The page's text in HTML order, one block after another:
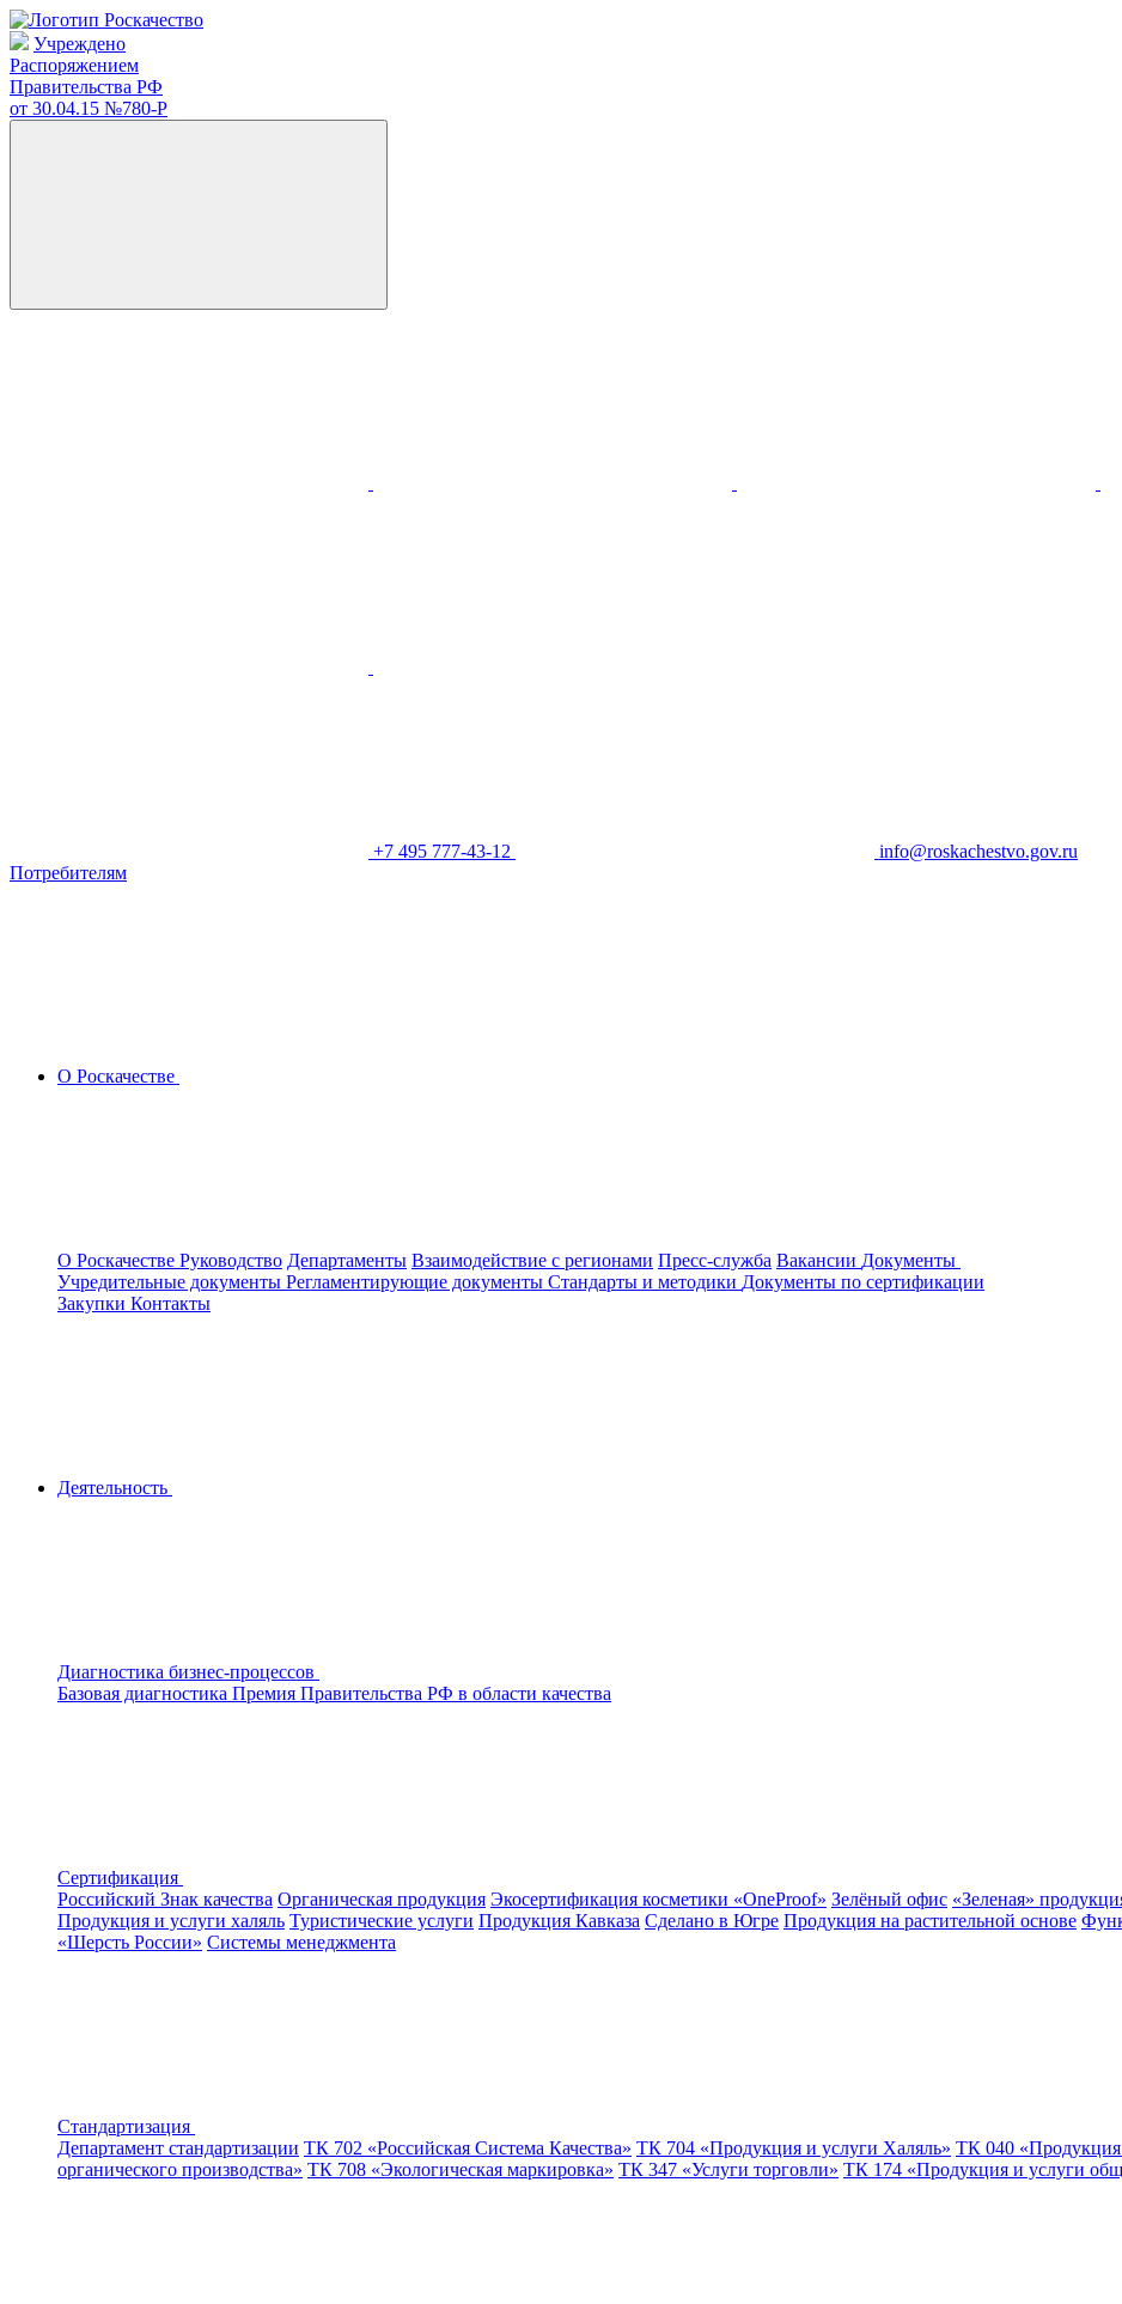
Учреждено
Распоряжением
Правительства РФ
от 30.04.15 №780-Р
+7 495 777-43-12
info@roskachestvo.gov.ru
Потребителям
О Роскачестве
О Роскачестве Руководство Департаменты Взаимодействие с регионами Пресс-служба Вакансии Документы
Учредительные документы Регламентирующие документы Стандарты и методики Документы по сертификации
Закупки Контакты
Деятельность
Диагностика бизнес-процессов
Базовая диагностика Премия Правительства РФ в области качества
Сертификация
Российский Знак качества Органическая продукция Экосертификация косметики «OneProof» Зелёный офис «Зеленая»
Продукция и услуги халяль Туристические услуги Продукция Кавказа Сделано в Югре Продукция на растительной основе
«Шерсть России» Системы менеджмента
Стандартизация
Департамент стандартизации ТК 702 «Российская Система Качества» ТК 704 «Продукция и услуги Халяль» ТК 040 «Продукция
органического производства» ТК 708 «Экологическая маркировка» ТК 347 «Услуги торговли» ТК 174 «Продукция и услуги